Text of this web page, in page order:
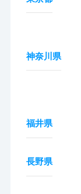
神奈川県
福井県
長野県